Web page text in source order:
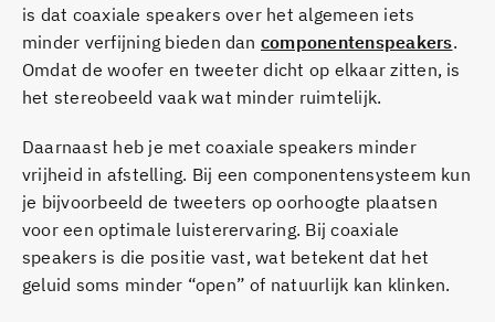
is dat coaxiale speakers over het algemeen iets
minder verfijning bieden dan componentenspeakers.
Omdat de woofer en tweeter dicht op elkaar zitten, is
het stereobeeld vaak wat minder ruimtelijk.
Daarnaast heb je met coaxiale speakers minder
vrijheid in afstelling. Bij een componentensysteem kun
je bijvoorbeeld de tweeters op oorhoogte plaatsen
voor een optimale luisterervaring. Bij coaxiale
speakers is die positie vast, wat betekent dat het
geluid soms minder “open” of natuurlijk kan klinken.